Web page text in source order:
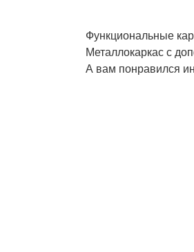
Функциональные
Металлокаркас с
А вам понравился